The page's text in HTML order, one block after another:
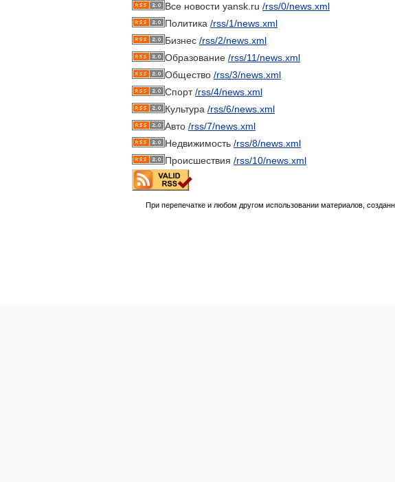
Все новости yansk.ru /rss/0/news.xml
Политика /rss/1/news.xml
Бизнес /rss/2/news.xml
Образование /rss/11/news.xml
Общество /rss/3/news.xml
Спорт/rss/4/news.xml
Культура /rss/6/news.xml
Авто /rss/7/news.xml
Недвижимость /rss/8/news.xml
Происшествия /rss/10/news.xml
При перепечатке и любом другом использовании материалов,